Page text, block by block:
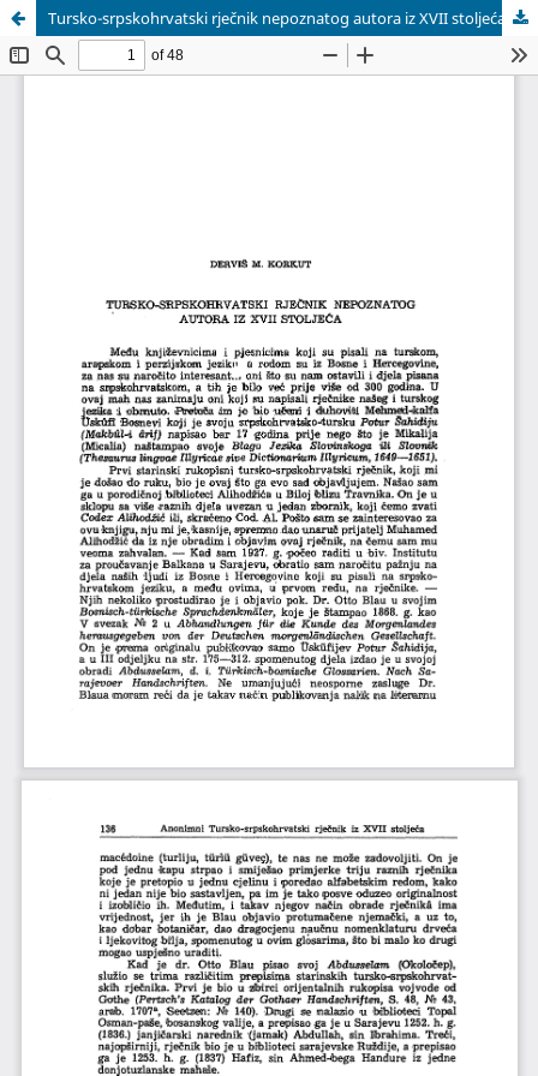
Tursko-srpskohrvatski rječnik nepoznatog autora iz XVII stoljeća